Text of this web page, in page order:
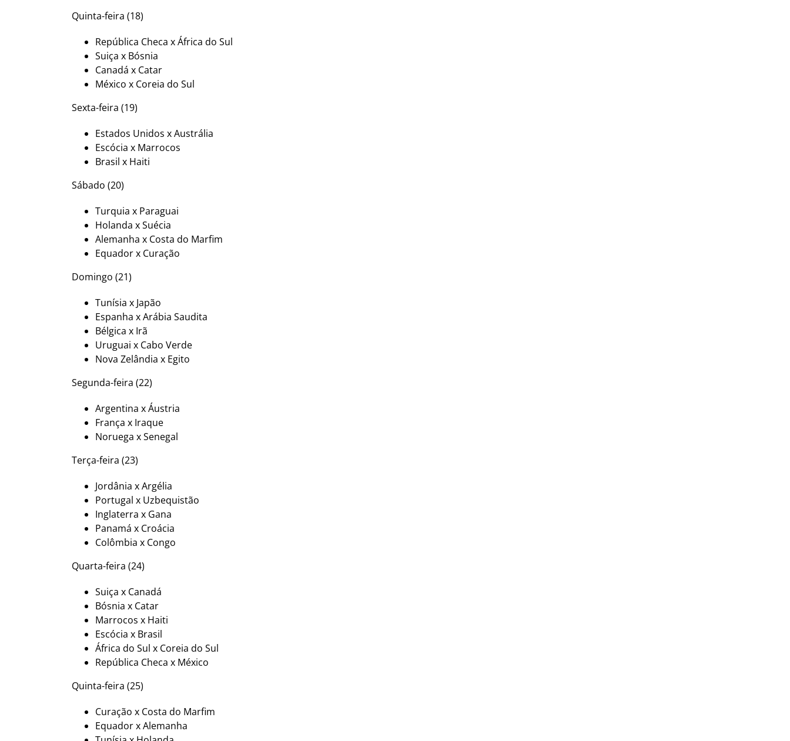
Quinta-feira (18)
República Checa x África do Sul
Suiça x Bósnia
Canadá x Catar
México x Coreia do Sul
Sexta-feira (19)
Estados Unidos x Austrália
Escócia x Marrocos
Brasil x Haiti
Sábado (20)
Turquia x Paraguai
Holanda x Suécia
Alemanha x Costa do Marfim
Equador x Curação
Domingo (21)
Tunísia x Japão
Espanha x Arábia Saudita
Bélgica x Irã
Uruguai x Cabo Verde
Nova Zelândia x Egito
Segunda-feira (22)
Argentina x Áustria
França x Iraque
Noruega x Senegal
Terça-feira (23)
Jordânia x Argélia
Portugal x Uzbequistão
Inglaterra x Gana
Panamá x Croácia
Colômbia x Congo
Quarta-feira (24)
Suiça x Canadá
Bósnia x Catar
Marrocos x Haiti
Escócia x Brasil
África do Sul x Coreia do Sul
República Checa x México
Quinta-feira (25)
Curação x Costa do Marfim
Equador x Alemanha